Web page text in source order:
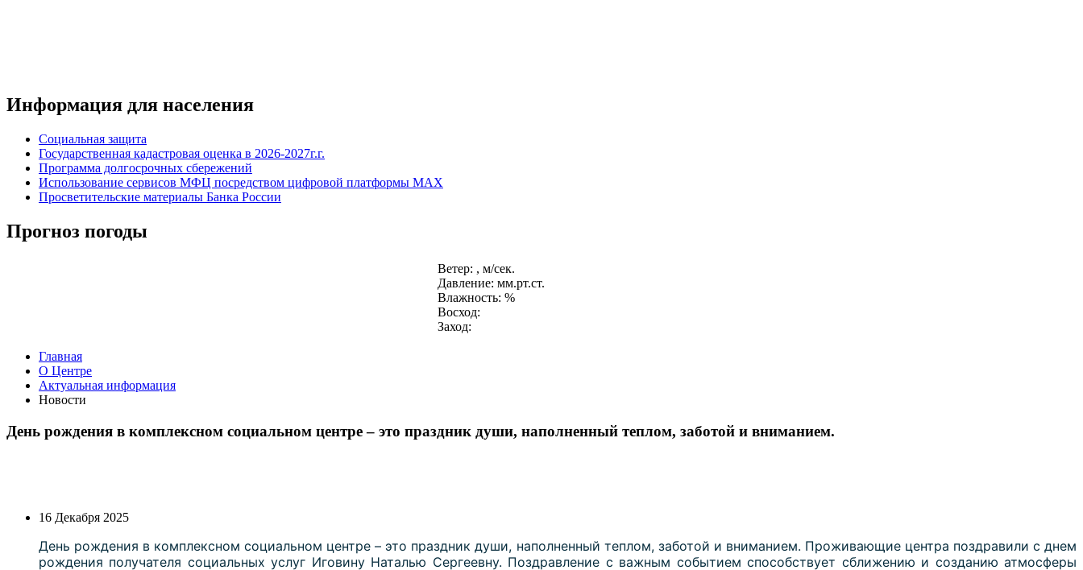
Информация для населения
Социальная защита
Государственная кадастровая оценка в 2026-2027г.г.
Программа долгосрочных сбережений
Использование сервисов МФЦ посредством цифровой платформы MAX
Просветительские материалы Банка России
Прогноз погоды
Ветер: , м/сек.
Давление: мм.рт.ст.
Влажность: %
Восход:
Заход:
Главная
О Центре
Актуальная информация
Новости
День рождения в комплексном социальном центре – это праздник души, наполненный теплом, заботой и вниманием.
16 Декабря 2025
День рождения в комплексном социальном центре – это праздник души, наполненный теплом, заботой и вниманием. Проживающие центра поздравили с днем
рождения получателя социальных услуг Иговину Наталью Сергеевну. Поздравление с важным событием способствует сближению и созданию атмосферы